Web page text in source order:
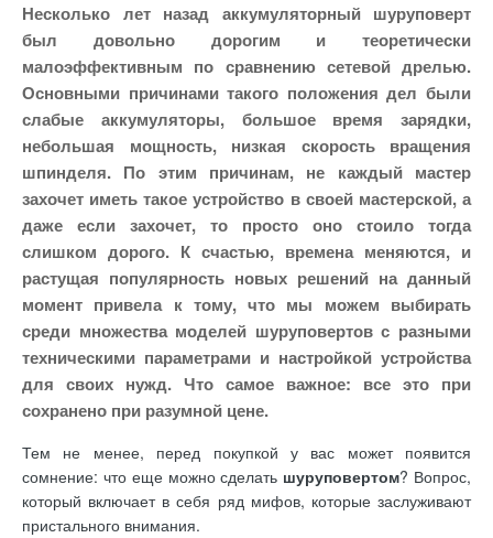
Несколько лет назад аккумуляторный шуруповерт
был довольно дорогим и теоретически
малоэффективным по сравнению сетевой дрелью.
Основными причинами такого положения дел были
слабые аккумуляторы, большое время зарядки,
небольшая мощность, низкая скорость вращения
шпинделя. По этим причинам, не каждый мастер
захочет иметь такое устройство в своей мастерской, а
даже если захочет, то просто оно стоило тогда
слишком дорого. К счастью, времена меняются, и
растущая популярность новых решений на данный
момент привела к тому, что мы можем выбирать
среди множества моделей шуруповертов с разными
техническими параметрами и настройкой устройства
для своих нужд. Что самое важное: все это при
сохранено при разумной цене.
Тем не менее, перед покупкой у вас может появится
сомнение: что еще можно сделать шуруповертом? Вопрос,
который включает в себя ряд мифов, которые заслуживают
пристального внимания.